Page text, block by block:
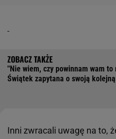
"Nie wiem, czy powinnam wam to
Świątek zapytana o swoją
Inni zwracali uwagę na to,